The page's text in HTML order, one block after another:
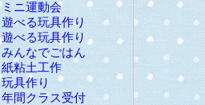
ミニ運動会
遊べる玩具作り
遊べる玩具作り
みんなでごはん
紙粘土工作
玩具作り
年間クラス受付